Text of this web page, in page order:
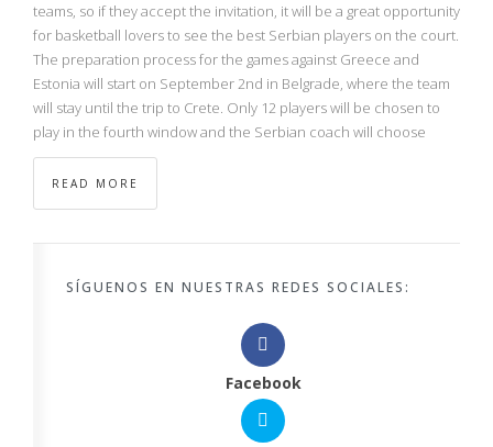
teams, so if they accept the invitation, it will be a great opportunity
for basketball lovers to see the best Serbian players on the court.
The preparation process for the games against Greece and
Estonia will start on September 2nd in Belgrade, where the team
will stay until the trip to Crete. Only 12 players will be chosen to
play in the fourth window and the Serbian coach will choose
READ MORE
SÍGUENOS EN NUESTRAS REDES SOCIALES:
Facebook